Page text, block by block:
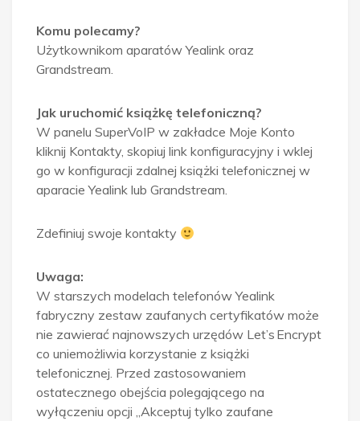
Komu polecamy?
Użytkownikom aparatów Yealink oraz
Grandstream.
Jak uruchomić książkę telefoniczną?
W panelu SuperVoIP w zakładce Moje Konto
kliknij Kontakty, skopiuj link konfiguracyjny i wklej
go w konfiguracji zdalnej książki telefonicznej w
aparacie Yealink lub Grandstream.
Zdefiniuj swoje kontakty
Uwaga:
W starszych modelach telefonów Yealink
fabryczny zestaw zaufanych certyfikatów może
nie zawierać najnowszych urzędów Let’s Encrypt
co uniemożliwia korzystanie z książki
telefonicznej. Przed zastosowaniem
ostatecznego obejścia polegającego na
wyłączeniu opcji „Akceptuj tylko zaufane